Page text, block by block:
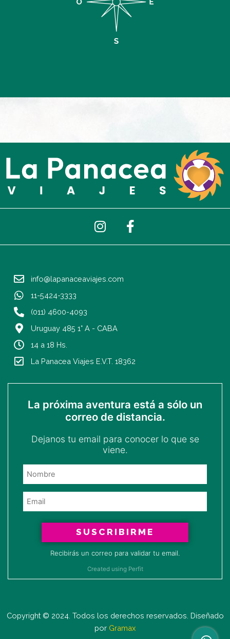
I
n
s
g
m
F
a
c
info@lapanaceaviajes.com
11-5424-3333
(011) 4600-4093
Uruguay 485 1° A - CABA
14 a 18 Hs.
La Panacea Viajes E.V.T. 18362
La próxima aventura está a sólo un
correo de distancia.
Dejanos tu email para conocer lo que se
viene.
SUSCRIBIRME
Recibirás un correo para validar tu email.
Created using Perfit
Copyright © 2024. Todos los derechos reservados. Diseñado
por Gramax